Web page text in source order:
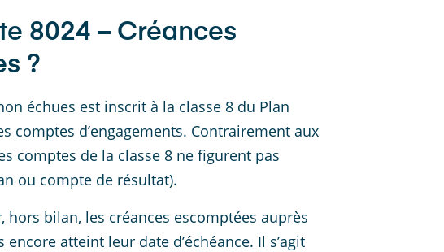
8024 – Créances
?
échues est inscrit à la classe 8 du Plan
comptes d’engagements. Contrairement aux
comptes de la classe 8 ne figurent pas
ou compte de résultat).
bilan, les créances escomptées auprès
atteint leur date d’échéance. Il s’agit